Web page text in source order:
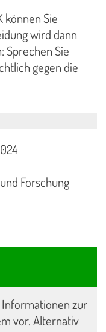
können Sie
wird dann
Sprechen Sie
gegen die
Forschung
zur
vor. Alternativ